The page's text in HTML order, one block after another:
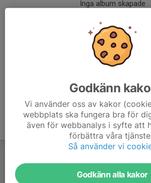
Inga album skapade
Godkänn
Vi använder oss av kakor
webbplats ska fungera bra för
även för webbanalys i syfte att
förbättra våra
Så använder vi
Godkänn alla kakor